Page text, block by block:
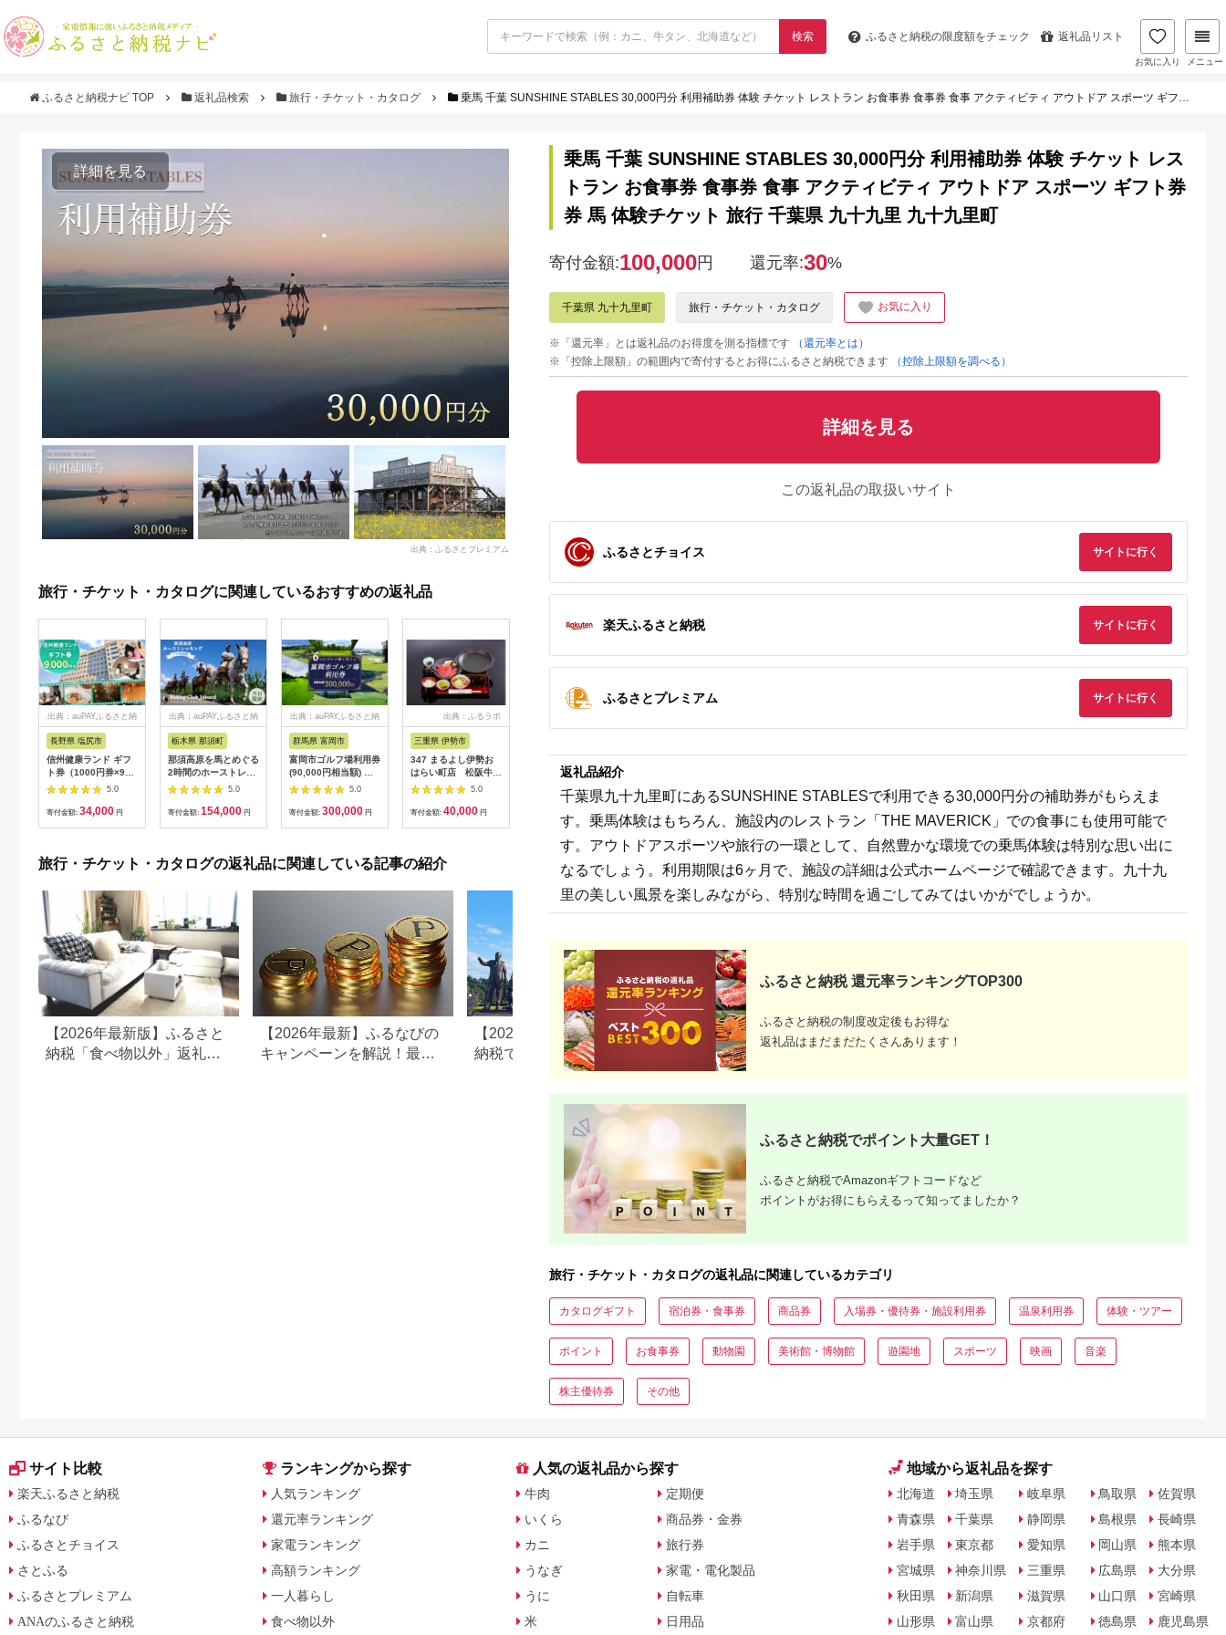
検索 ふるさと納税の限度額をチェック 返礼品リスト
お気に入り メニュー
ふるさと納税ナビ TOP 返礼品検索 旅行・チケット・カタログ 乗馬 千葉 SUNSHINE STABLES 30,000円分 利用補助券 体験 チケット レストラン お食事券 食事券 食事 アクティビティ アウトドア スポーツ ギフト券 券 馬 体験チケット 旅行 千葉県 九十九里 九十九里町
詳細を見る
出典：ふるさとプレミアム
旅行・チケット・カタログに関連しているおすすめの返礼品
出典：auPAYふるさと納
税
長野県 塩尻市
信州健康ランド ギフ
ト券（1000円券×9
枚） | 信州健康ランド
サウナ 大浴場 ボディ
ケア リラクゼーショ
5.0
寄付金額: 34,000 円
出典：auPAYふるさと納
税
栃木県 那須町
那須高原を馬とめぐる
2時間のホーストレッ
キング 外乗ペア利用
券【平日限定】チケッ
ト 利用券 ペア 体験
5.0
寄付金額: 154,000 円
出典：auPAYふるさと納
税
群馬県 富岡市
富岡市ゴルフ場利用券
(90,000円相当額) ゴ
ルフ チケット 平日 土
日 祝日 プレー券 関東
群馬県 首都圏 F20E-
5.0
寄付金額: 300,000 円
出典：ふるラボ
三重県 伊勢市
347 まるよし伊勢お
はらい町店 松阪牛焼
肉御膳(150g) ペアお
5.0
寄付金額: 40,000 円
税
フ 八千代カントリー
円分（1,000円×10
5.0
税
15000pt付与 商品券
ドライブ レジャー 観
七夕まつり スマホ に
ポイント付与 湘南 神
奈川県 平塚市
5.0
存・非常食】【備蓄
食品 食糧 食料 長期保
登山 便利】
5.0
税
ニング ザスカイ 平日
ドリンク付券_ ホテル
ビュッフェ 食事券 グ
ルメ 高級 人気 おすす
め【1641917】
5.0
出典：auPAYふるさと納
税
スパ サウナ リラック
5.0
19,000
出典：auPAYふるさと
旅行・チケット・カタログの返礼品に関連している記事の紹介
【2026年最新版】ふるさと
納税「食べ物以外」返礼品
【2026年最新】ふるなびの
キャンペーンを解説！最大
【2026年最新版】ふるさと
納税でディズニー返礼品は
もらえる？ホテル・チケッ
ト・公式グッズを徹底解説
ふるさと納税、年収いくら
で30万円寄付できる？おす
すめ返礼品も紹介
乗馬 千葉 SUNSHINE STABLES 30,000円分 利用補助券 体験 チケット レス
トラン お食事券 食事券 食事 アクティビティ アウトドア スポーツ ギフト券
券 馬 体験チケット 旅行 千葉県 九十九里 九十九里町
寄付金額:100,000円 還元率:30%
千葉県 九十九里町 旅行・チケット・カタログ お気に入り
※「還元率」とは返礼品のお得度を測る指標です
（還元率とは）
※「控除上限額」の範囲内で寄付するとお得にふるさと納税できます
（控除上限額を調べる）
詳細を見る
この返礼品の取扱いサイト
ふるさとチョイス サイトに行く
楽天ふるさと納税 サイトに行く
ふるさとプレミアム サイトに行く
返礼品紹介
千葉県九十九里町にあるSUNSHINE STABLESで利用できる30,000円分の補助券がもらえま
す。乗馬体験はもちろん、施設内のレストラン「THE MAVERICK」での食事にも使用可能で
す。アウトドアスポーツや旅行の一環として、自然豊かな環境での乗馬体験は特別な思い出に
なるでしょう。利用期限は6ヶ月で、施設の詳細は公式ホームページで確認できます。九十九
里の美しい風景を楽しみながら、特別な時間を過ごしてみてはいかがでしょうか。
ふるさと納税 還元率ランキングTOP300
ふるさと納税の制度改定後もお得な
返礼品はまだまだたくさんあります！
ふるさと納税でポイント大量GET！
ふるさと納税でAmazonギフトコードなど
ポイントがお得にもらえるって知ってましたか？
旅行・チケット・カタログの返礼品に関連しているカテゴリ
カタログギフト 宿泊券・食事券 商品券 入場券・優待券・施設利用券 温泉利用券 体験・ツアー
ポイント お食事券 動物園 美術館・博物館 遊園地 スポーツ 映画 音楽
株主優待券 その他
サイト比較
楽天ふるさと納税
ふるなび
ふるさとチョイス
さとふる
ふるさとプレミアム
ANAのふるさと納税
ランキングから探す
人気ランキング
還元率ランキング
家電ランキング
高額ランキング
一人暮らし
食べ物以外
人気の返礼品から探す
牛肉
いくら
カニ
うなぎ
うに
米
定期便
商品券・金券
旅行券
家電・電化製品
自転車
日用品
地域から返礼品を探す
北海道
青森県
岩手県
宮城県
秋田県
山形県
埼玉県
千葉県
東京都
神奈川県
新潟県
富山県
岐阜県
静岡県
愛知県
三重県
滋賀県
京都府
鳥取県
島根県
岡山県
広島県
山口県
徳島県
佐賀県
長崎県
熊本県
大分県
宮崎県
鹿児島県